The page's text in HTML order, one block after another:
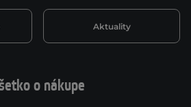
o nákupe
Aktuality